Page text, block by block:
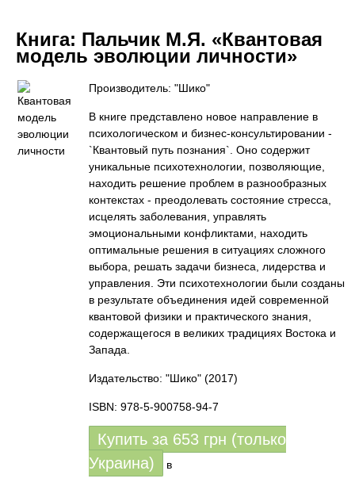
Книга: Пальчик М.Я. «Квантовая
модель эволюции личности»
Производитель: "Шико"
В книге представлено новое направление в
психологическом и бизнес-консультировании -
`Квантовый путь познания`. Оно содержит
уникальные психотехнологии, позволяющие,
находить решение проблем в разнообразных
контекстах - преодолевать состояние стресса,
исцелять заболевания, управлять
эмоциональными конфликтами, находить
оптимальные решения в ситуациях сложного
выбора, решать задачи бизнеса, лидерства и
управления. Эти психотехнологии были созданы
в результате объединения идей современной
квантовой физики и практического знания,
содержащегося в великих традициях Востока и
Запада.
Издательство: "Шико" (2017)
ISBN: 978-5-900758-94-7
Купить за 653 грн (только
Украина)
в